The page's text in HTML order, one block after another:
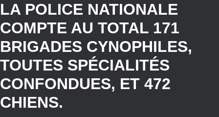
LA POLICE NATIONALE
COMPTE AU TOTAL 171
BRIGADES CYNOPHILES,
TOUTES SPÉCIALITÉS
CONFONDUES, ET 472
CHIENS.